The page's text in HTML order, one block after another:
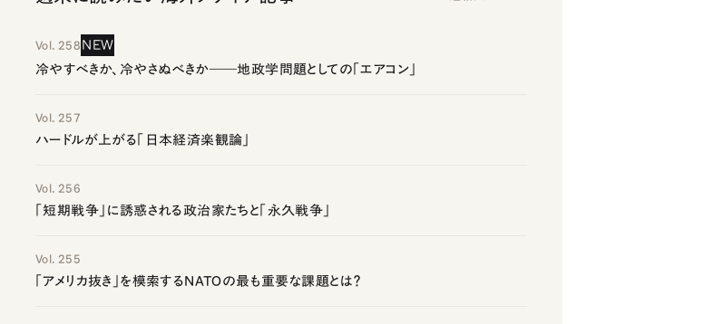
Vol. 258 NEW
冷やすべきか、冷やさぬべきか――地政学問題としての「エアコン」
Vol. 257
ハードルが上がる「日本経済楽観論」
Vol. 256
「短期戦争」に誘惑される政治家たちと「永久戦争」
Vol. 255
「アメリカ抜き」を模索するNATOの最も重要な課題とは？